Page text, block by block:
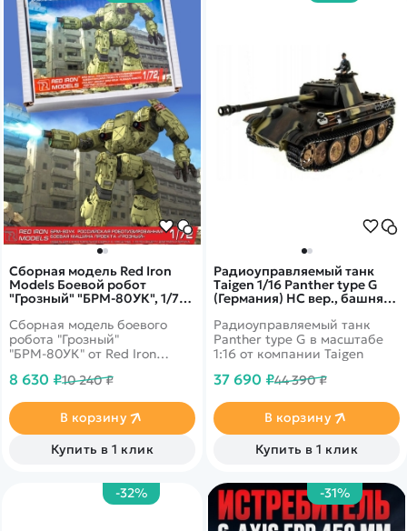
Сборная модель Red Iron
Models Боевой робот
"Грозный" "БРМ-80УК", 1/72,
Сборная модель боевого
робота "Грозный"
"БРМ-80УК" от Red Iron
8 630 ₽10 240 ₽
В корзину
Купить в 1 клик
Радиоуправляемый танк
Taigen 1/16 Panther type G
(Германия) HC вер., башня
2.4G RTR, TG3879-1GHC3.0
Радиоуправляемый танк
Panther type G в масштабе
1:16 от компании Taigen
37 690 ₽44 390 ₽
В корзину
Купить в 1 клик
-32% -31%